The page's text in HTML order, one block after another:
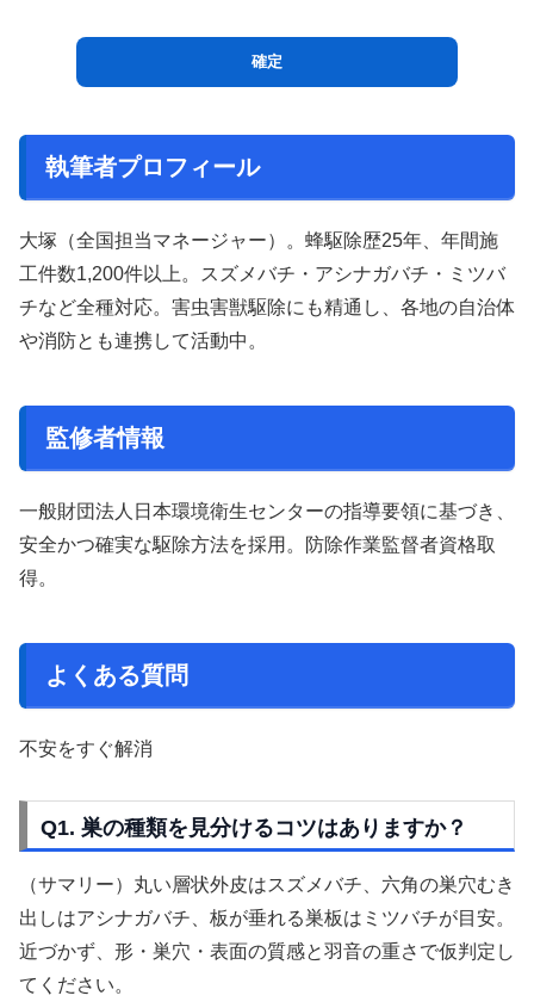
執筆者プロフィール
大塚（全国担当マネージャー）。蜂駆除歴25年、年間施
工件数1,200件以上。スズメバチ・アシナガバチ・ミツバ
チなど全種対応。害虫害獣駆除にも精通し、各地の自治体
や消防とも連携して活動中。
監修者情報
一般財団法人日本環境衛生センターの指導要領に基づき、
安全かつ確実な駆除方法を採用。防除作業監督者資格取
得。
よくある質問
不安をすぐ解消
Q1. 巣の種類を見分けるコツはありますか？
（サマリー）丸い層状外皮はスズメバチ、六角の巣穴むき
出しはアシナガバチ、板が垂れる巣板はミツバチが目安。
近づかず、形・巣穴・表面の質感と羽音の重さで仮判定し
てください。